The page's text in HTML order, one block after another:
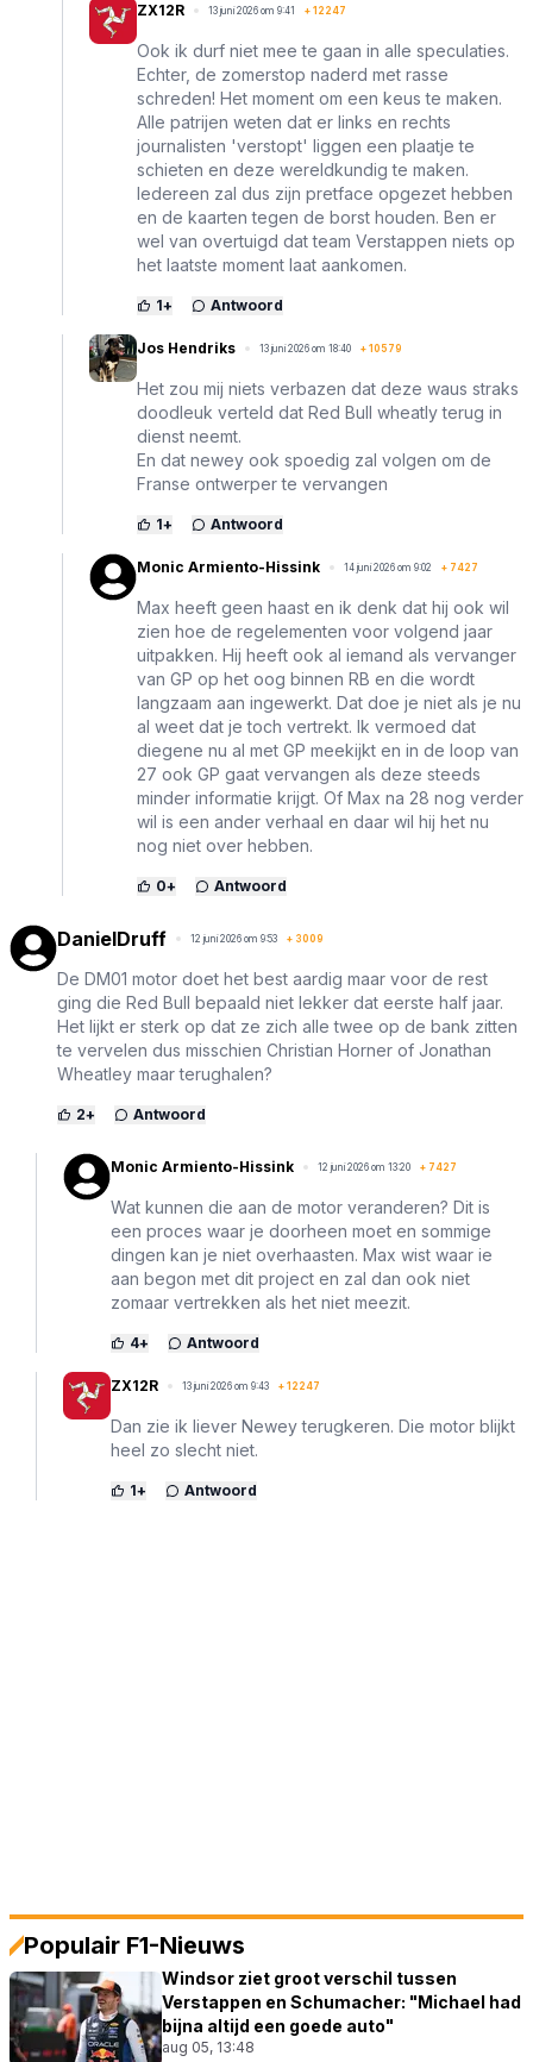
ZX12R 13 juni 2026 om 9:41 + 12247
Ook ik durf niet mee te gaan in alle speculaties.
Echter, de zomerstop naderd met rasse
schreden! Het moment om een keus te maken.
Alle patrijen weten dat er links en rechts
journalisten 'verstopt' liggen een plaatje te
schieten en deze wereldkundig te maken.
Iedereen zal dus zijn pretface opgezet hebben
en de kaarten tegen de borst houden. Ben er
wel van overtuigd dat team Verstappen niets op
het laatste moment laat aankomen.
1+ Antwoord
Jos Hendriks 13 juni 2026 om 18:40 + 10579
Het zou mij niets verbazen dat deze waus straks
doodleuk verteld dat Red Bull wheatly terug in
dienst neemt.
En dat newey ook spoedig zal volgen om de
Franse ontwerper te vervangen
1+ Antwoord
Monic Armiento-Hissink 14 juni 2026 om 9:02 + 7427
Max heeft geen haast en ik denk dat hij ook wil
zien hoe de regelementen voor volgend jaar
uitpakken. Hij heeft ook al iemand als vervanger
van GP op het oog binnen RB en die wordt
langzaam aan ingewerkt. Dat doe je niet als je nu
al weet dat je toch vertrekt. Ik vermoed dat
diegene nu al met GP meekijkt en in de loop van
27 ook GP gaat vervangen als deze steeds
minder informatie krijgt. Of Max na 28 nog verder
wil is een ander verhaal en daar wil hij het nu
nog niet over hebben.
0+ Antwoord
DanielDruff 12 juni 2026 om 9:53 + 3009
De DM01 motor doet het best aardig maar voor de rest
ging die Red Bull bepaald niet lekker dat eerste half jaar.
Het lijkt er sterk op dat ze zich alle twee op de bank zitten
te vervelen dus misschien Christian Horner of Jonathan
Wheatley maar terughalen?
2+ Antwoord
Monic Armiento-Hissink 12 juni 2026 om 13:20 + 7427
Wat kunnen die aan de motor veranderen? Dit is
een proces waar je doorheen moet en sommige
dingen kan je niet overhaasten. Max wist waar ie
aan begon met dit project en zal dan ook niet
zomaar vertrekken als het niet meezit.
4+ Antwoord
ZX12R 13 juni 2026 om 9:43 + 12247
Dan zie ik liever Newey terugkeren. Die motor blijkt
heel zo slecht niet.
1+ Antwoord
Populair F1-Nieuws
Windsor ziet groot verschil tussen
Verstappen en Schumacher: "Michael had
bijna altijd een goede auto"
aug 05, 13:48